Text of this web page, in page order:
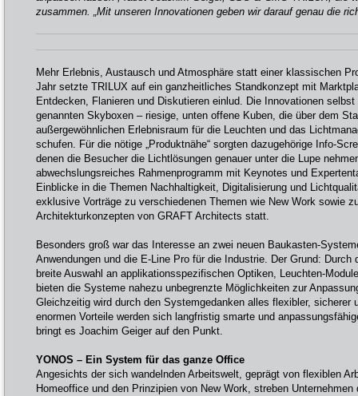
zusammen. „Mit unseren Innovationen geben wir darauf genau die
Mehr Erlebnis, Austausch und Atmosphäre statt einer klassischen
Jahr setzte TRILUX auf ein ganzheitliches Standkonzept mit
Entdecken, Flanieren und Diskutieren einlud. Die Innovationen
genannten Skyboxen – riesige, unten offene Kuben, die über dem
außergewöhnlichen Erlebnisraum für die Leuchten und das
schufen. Für die nötige „Produktnähe“ sorgten dazugehörige Info-
denen die Besucher die Lichtlösungen genauer unter die Lupe
abwechslungsreiches Rahmenprogramm mit Keynotes und
Einblicke in die Themen Nachhaltigkeit, Digitalisierung und
exklusive Vorträge zu verschiedenen Themen wie New Work sowie
Architekturkonzepten von GRAFT Architects statt.
Besonders groß war das Interesse an zwei neuen Baukasten-
Anwendungen und die E-Line Pro für die Industrie. Der Grund: Durch
breite Auswahl an applikationsspezifischen Optiken, Leuchten-
bieten die Systeme nahezu unbegrenzte Möglichkeiten zur
Gleichzeitig wird durch den Systemgedanken alles flexibler, sicherer
enormen Vorteile werden sich langfristig smarte und
bringt es Joachim Geiger auf den Punkt.
YONOS – Ein System für das ganze Office
Angesichts der sich wandelnden Arbeitswelt, geprägt von flexiblen
Homeoffice und den Prinzipien von New Work, streben